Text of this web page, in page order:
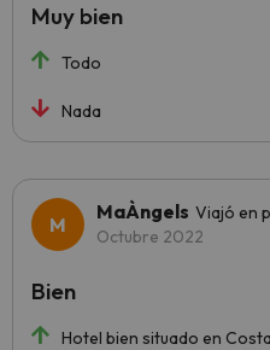
Todo
Nada
Muy bien
MaÀngels Viajó en
Octubre 2022
Hotel bien situado en
Bien